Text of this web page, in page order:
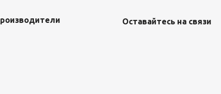
Оставайтесь на связи